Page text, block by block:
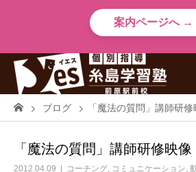
案内ページへ →
ブログ 「魔法の質問」講師研修
「魔法の質問」講師研修映像
2012.04.09 コーチング, コミュニケーション,